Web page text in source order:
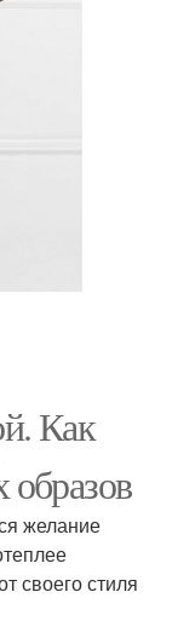
Как
образов
желание
своего стиля